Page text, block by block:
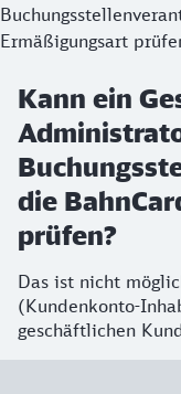
Ermäßigungsart
Kann ein
die
prüfen?
Das ist nicht
(Kundenkonto-
geschäftlichen